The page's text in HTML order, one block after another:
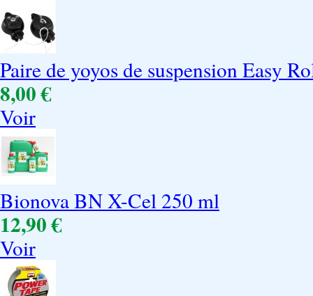
Paire de yoyos de suspension Easy
8,00 €
Voir
Bionova BN X-Cel 250 ml
12,90 €
Voir